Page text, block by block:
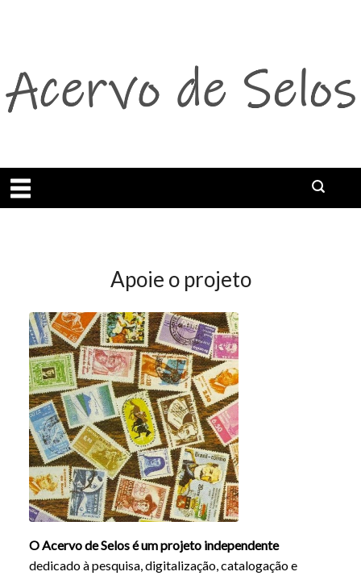
Abrir menu
Apoie o projeto
Apoie o Projeto Acervo de Selos
O Acervo de Selos é um projeto independente
dedicado à pesquisa, digitalização, catalogação e